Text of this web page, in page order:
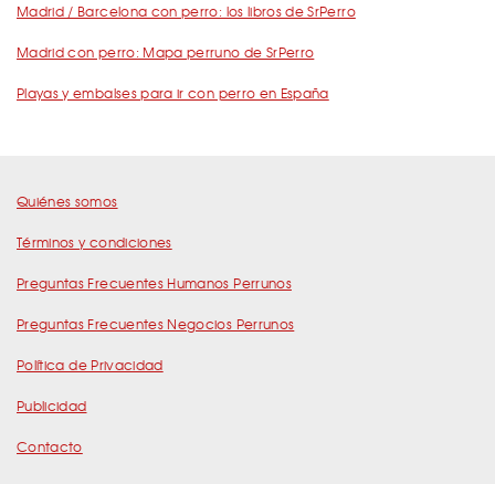
Madrid / Barcelona con perro: los libros de SrPerro
Madrid con perro: Mapa perruno de SrPerro
Playas y embalses para ir con perro en España
Quiénes somos
Términos y condiciones
Preguntas Frecuentes Humanos Perrunos
Preguntas Frecuentes Negocios Perrunos
Política de Privacidad
Publicidad
Contacto